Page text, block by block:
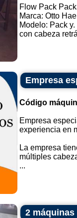
Flow Pack
Marca: Otto
Modelo: Pack y.
con cabeza
Empresa
Código
Empresa
experiencia en
La empresa
múltiples
...
2 máquinas